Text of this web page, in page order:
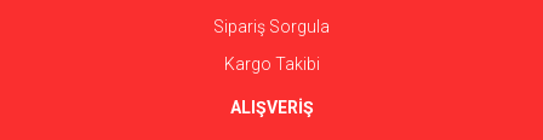
Gönder
Sipariş Sorgula
Kargo Takibi
ALIŞVERİŞ